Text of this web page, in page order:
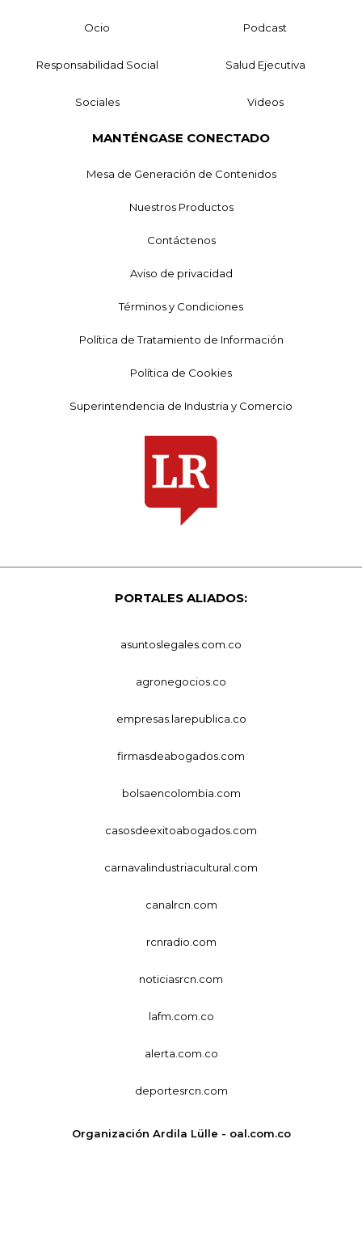
Ocio Podcast
Responsabilidad Social Salud Ejecutiva
Sociales Videos
MANTÉNGASE CONECTADO
Mesa de Generación de Contenidos
Nuestros Productos
Contáctenos
Aviso de privacidad
Términos y Condiciones
Política de Tratamiento de Información
Política de Cookies
Superintendencia de Industria y Comercio
PORTALES ALIADOS:
asuntoslegales.com.co
agronegocios.co
empresas.larepublica.co
firmasdeabogados.com
bolsaencolombia.com
casosdeexitoabogados.com
carnavalindustriacultural.com
canalrcn.com
rcnradio.com
noticiasrcn.com
lafm.com.co
alerta.com.co
deportesrcn.com
Organización Ardila Lülle - oal.com.co